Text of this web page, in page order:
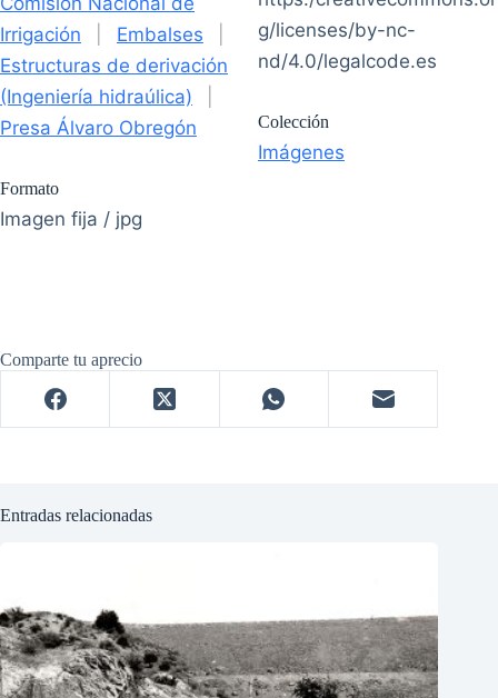
Irrigación
Embalses
Estructuras de derivación
(Ingeniería hidraúlica)
Presa Álvaro Obregón
Formato
Imagen fija / jpg
g/licenses/by-nc-
nd/4.0/legalcode.es
Colección
Imágenes
Comparte tu aprecio
Entradas relacionadas